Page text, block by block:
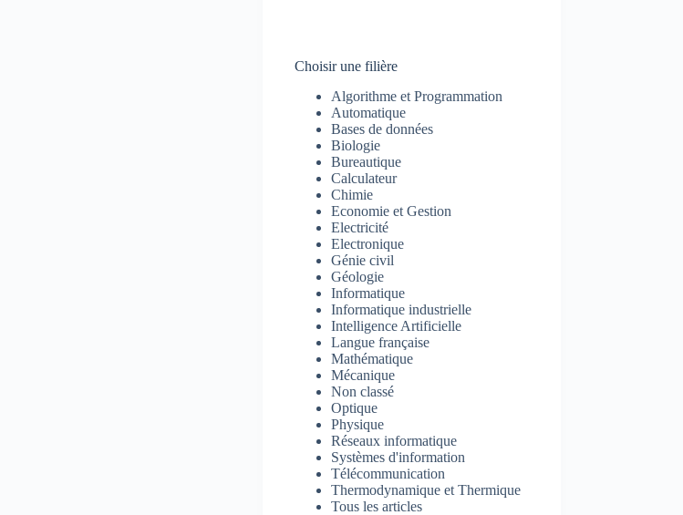
Choisir une filière
Algorithme et Programmation
Automatique
Bases de données
Biologie
Bureautique
Calculateur
Chimie
Economie et Gestion
Electricité
Electronique
Génie civil
Géologie
Informatique
Informatique industrielle
Intelligence Artificielle
Langue française
Mathématique
Mécanique
Non classé
Optique
Physique
Réseaux informatique
Systèmes d'information
Télécommunication
Thermodynamique et Thermique
Tous les articles